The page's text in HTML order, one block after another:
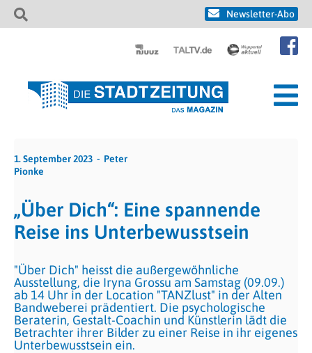
Newsletter-Abo
1. September 2023
Peter
Pionke
„Über Dich“: Eine spannende
Reise ins Unterbewusstsein
"Über Dich" heisst die außergewöhnliche
Ausstellung, die Iryna Grossu am Samstag (09.09.)
ab 14 Uhr in der Location "TANZlust" in der Alten
Bandweberei prädentiert. Die psychologische
Beraterin, Gestalt-Coachin und Künstlerin lädt die
Betrachter ihrer Bilder zu einer Reise in ihr eigenes
Unterbewusstsein ein.